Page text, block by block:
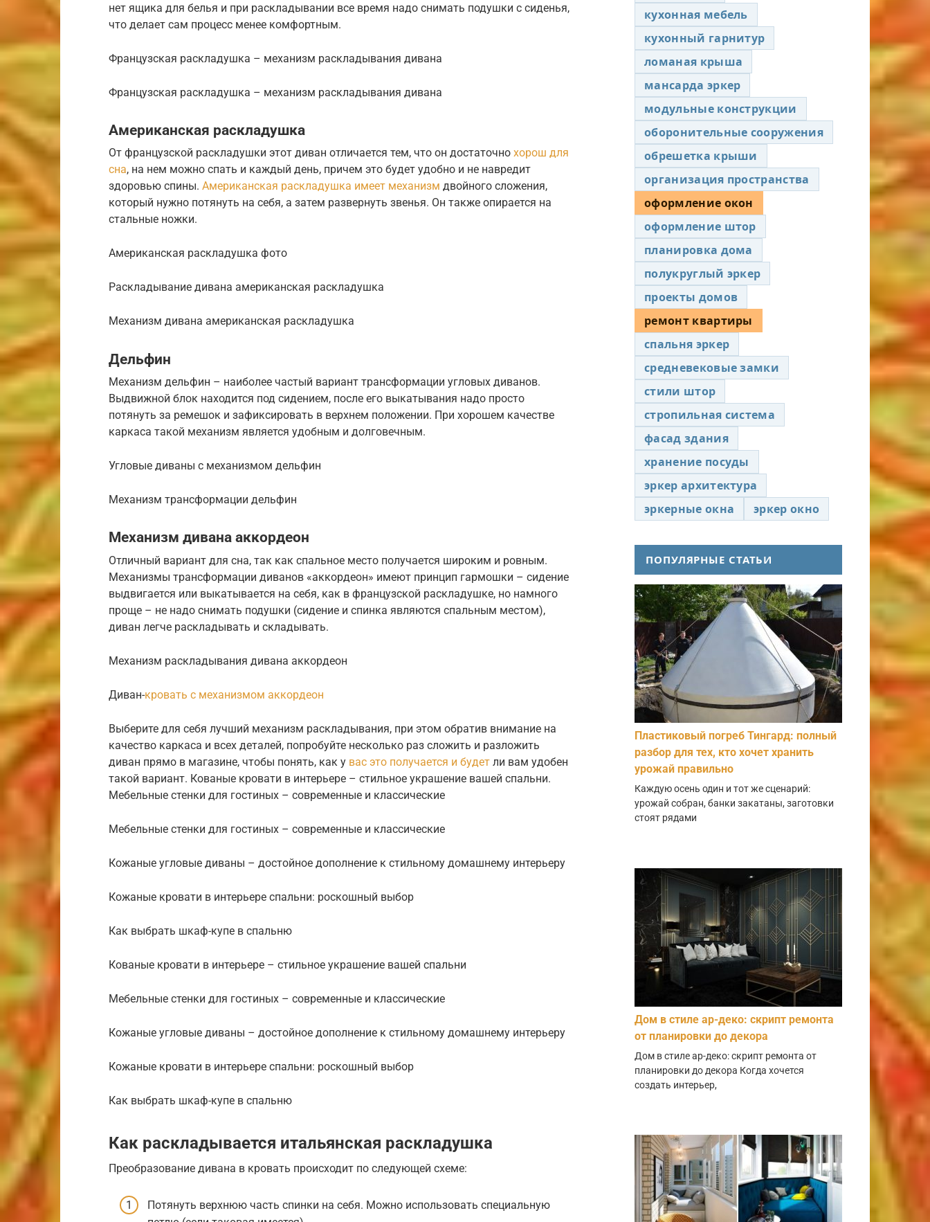
нет ящика для белья и при раскладывании все время надо снимать подушки с сиденья,
что делает сам процесс менее комфортным.
Французская раскладушка – механизм раскладывания дивана
Французская раскладушка – механизм раскладывания дивана
Американская раскладушка
От французской раскладушки этот диван отличается тем, что он достаточно хорош для
сна, на нем можно спать и каждый день, причем это будет удобно и не навредит
здоровью спины. Американская раскладушка имеет механизм двойного сложения,
который нужно потянуть на себя, а затем развернуть звенья. Он также опирается на
стальные ножки.
Американская раскладушка фото
Раскладывание дивана американская раскладушка
Механизм дивана американская раскладушка
Дельфин
Механизм дельфин – наиболее частый вариант трансформации угловых диванов.
Выдвижной блок находится под сидением, после его выкатывания надо просто
потянуть за ремешок и зафиксировать в верхнем положении. При хорошем качестве
каркаса такой механизм является удобным и долговечным.
Угловые диваны с механизмом дельфин
Механизм трансформации дельфин
Механизм дивана аккордеон
Отличный вариант для сна, так как спальное место получается широким и ровным.
Механизмы трансформации диванов «аккордеон» имеют принцип гармошки – сидение
выдвигается или выкатывается на себя, как в французской раскладушке, но намного
проще – не надо снимать подушки (сидение и спинка являются спальным местом),
диван легче раскладывать и складывать.
Механизм раскладывания дивана аккордеон
Диван-кровать с механизмом аккордеон
Выберите для себя лучший механизм раскладывания, при этом обратив внимание на
качество каркаса и всех деталей, попробуйте несколько раз сложить и разложить
диван прямо в магазине, чтобы понять, как у вас это получается и будет ли вам удобен
такой вариант. Кованые кровати в интерьере – стильное украшение вашей спальни.
Мебельные стенки для гостиных – современные и классические
Мебельные стенки для гостиных – современные и классические
Кожаные угловые диваны – достойное дополнение к стильному домашнему интерьеру
Кожаные кровати в интерьере спальни: роскошный выбор
Как выбрать шкаф-купе в спальню
Кованые кровати в интерьере – стильное украшение вашей спальни
Мебельные стенки для гостиных – современные и классические
Кожаные угловые диваны – достойное дополнение к стильному домашнему интерьеру
Кожаные кровати в интерьере спальни: роскошный выбор
Как выбрать шкаф-купе в спальню
Как раскладывается итальянская раскладушка
Преобразование дивана в кровать происходит по следующей схеме:
Потянуть верхнюю часть спинки на себя. Можно использовать специальную
кухонная мебель
кухонный гарнитур
ломаная крыша
мансарда эркер
модульные конструкции
оборонительные сооружения
обрешетка крыши
организация пространства
оформление окон
оформление штор
планировка дома
полукруглый эркер
проекты домов
ремонт квартиры
спальня эркер
средневековые замки
стили штор
стропильная система
фасад здания
хранение посуды
эркер архитектура
эркерные окна
эркер окно
ПОПУЛЯРНЫЕ СТАТЬИ
Пластиковый погреб Тингард: полный
разбор для тех, кто хочет хранить
урожай правильно
Каждую осень один и тот же сценарий:
урожай собран, банки закатаны, заготовки
стоят рядами
Дом в стиле ар-деко: скрипт ремонта
от планировки до декора
Дом в стиле ар-деко: скрипт ремонта от
планировки до декора Когда хочется
создать интерьер,